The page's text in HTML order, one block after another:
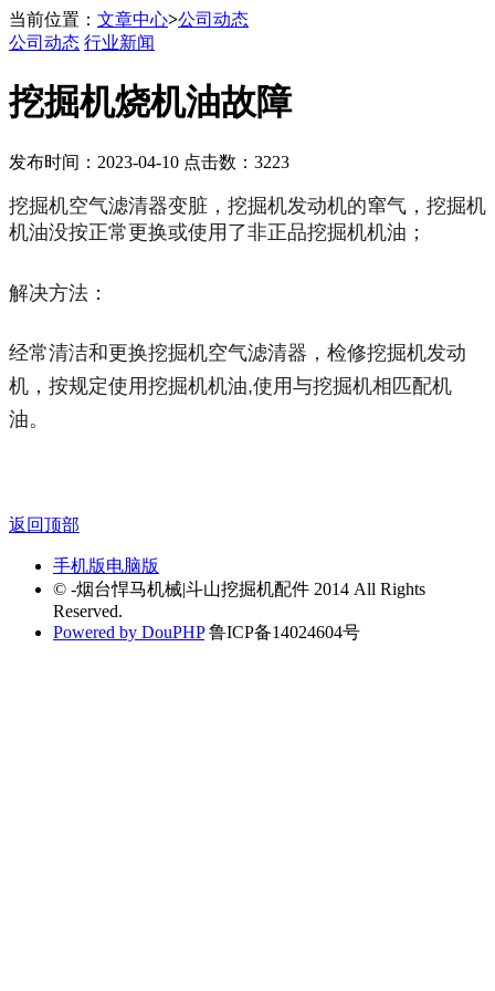
当前位置： 文章中心>公司动态
公司动态 行业新闻
挖掘机烧机油故障
发布时间：2023-04-10 点击数：3223
挖掘机空气滤清器变脏，挖掘机发动机的窜气，挖掘机
机油没按正常更换或使用了非正品挖掘机机油；
解决方法：
经常清洁和更换挖掘机空气滤清器，检修挖掘机发动
机，按规定使用挖掘机机油,使用与挖掘机相匹配机
油。
返回顶部
手机版电脑版
© -烟台悍马机械|斗山挖掘机配件 2014 All Rights
Reserved.
Powered by DouPHP鲁ICP备14024604号